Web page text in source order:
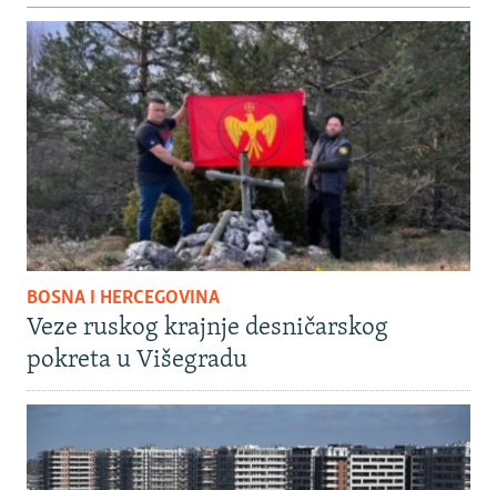
BOSNA I HERCEGOVINA
Veze ruskog krajnje desničarskog
pokreta u Višegradu